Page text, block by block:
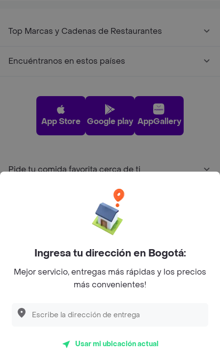
Top Marcas y Cadenas de Restaurantes
Encuéntranos en estos países
App Store Google play AppGallery
Pide tu comida favorita cerca de ti
Sobre Rappi
Facebook
Twitter
Instagram
©2026Rappi Inc. All rights reserved.
Ingresa tu dirección en Bogotá:
Mejor servicio, entregas más rápidas y los precios
más convenientes!
Usar mi ubicación actual